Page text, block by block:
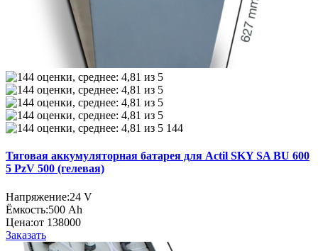
144
Тяговая аккумуляторная батарея для Actil SKY SA BU 600
5 PzV 500 (гелевая)
Напряжение:24 V
Ёмкость:500 Ah
Цена:от 138000
Заказать